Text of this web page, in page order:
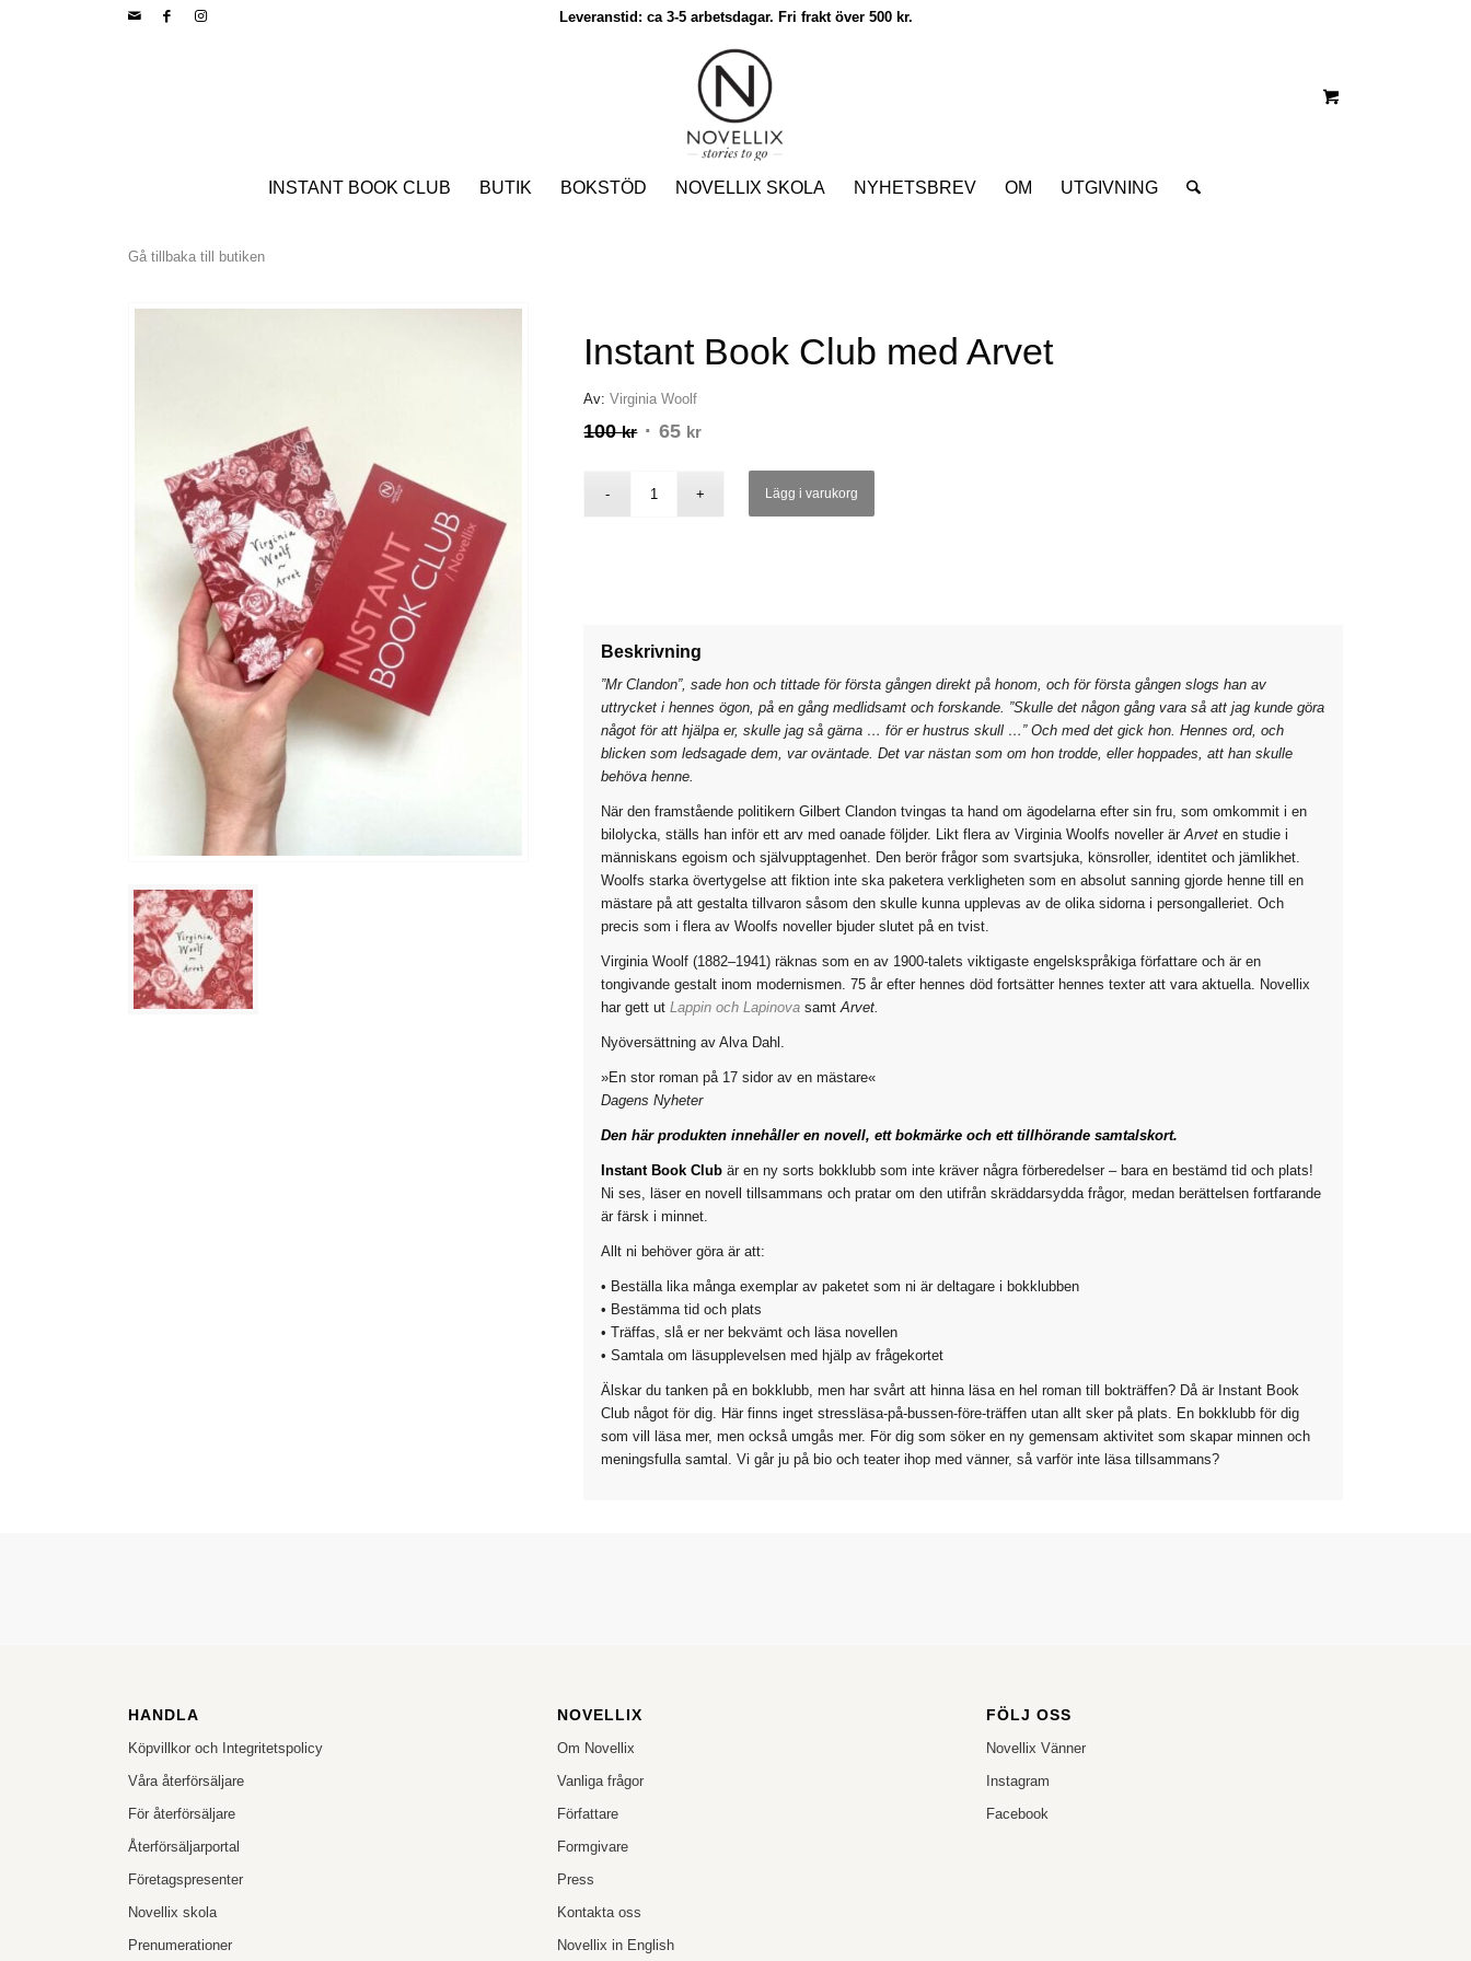
Leveranstid: ca 3-5 arbetsdagar. Fri frakt över 500 kr.
INSTANT BOOK CLUB BUTIK BOKSTÖD NOVELLIX SKOLA NYHETSBREV OM UTGIVNING
Gå tillbaka till butiken
Instant Book Club med Arvet
Av:Virginia Woolf
100kr Det65 krDet
Lägg i varukorg
Beskrivning
”Mr Clandon”, sade hon och tittade för första gången direkt på honom, och för första gången slogs han av
uttrycket i hennes ögon, på en gång medlidsamt och forskande. ”Skulle det någon gång vara så att jag kunde göra
något för att hjälpa er, skulle jag så gärna … för er hustrus skull …” Och med det gick hon. Hennes ord, och
blicken som ledsagade dem, var oväntade. Det var nästan som om hon trodde, eller hoppades, att han skulle
behöva henne.
När den framstående politikern Gilbert Clandon tvingas ta hand om ägodelarna efter sin fru, som omkommit i en
bilolycka, ställs han inför ett arv med oanade följder. Likt flera av Virginia Woolfs noveller ärArveten studie i
människans egoism och självupptagenhet. Den berör frågor som svartsjuka, könsroller, identitet och jämlikhet.
Woolfs starka övertygelse att fiktion inte ska paketera verkligheten som en absolut sanning gjorde henne till en
mästare på att gestalta tillvaron såsom den skulle kunna upplevas av de olika sidorna i persongalleriet. Och
precis som i flera av Woolfs noveller bjuder slutet på en tvist.
Virginia Woolf (1882–1941) räknas som en av 1900-talets viktigaste engelskspråkiga författare och är en
tongivande gestalt inom modernismen. 75 år efter hennes död fortsätter hennes texter att vara aktuella. Novellix
har gett utLappin och Lapinova samtArvet.
Nyöversättning av Alva Dahl.
»En stor roman på 17 sidor av en mästare«
Dagens Nyheter
Den här produkten innehåller en novell, ett bokmärke och ett tillhörande samtalskort.
Instant Book Club är en ny sorts bokklubb som inte kräver några förberedelser – bara en bestämd tid och plats!
Ni ses, läser en novell tillsammans och pratar om den utifrån skräddarsydda frågor, medan berättelsen fortfarande
är färsk i minnet.
Allt ni behöver göra är att:
• Beställa lika många exemplar av paketet som ni är deltagare i bokklubben
• Bestämma tid och plats
• Träffas, slå er ner bekvämt och läsa novellen
• Samtala om läsupplevelsen med hjälp av frågekortet
Älskar du tanken på en bokklubb, men har svårt att hinna läsa en hel roman till bokträffen? Då är Instant Book
Club något för dig. Här finns inget stressläsa-på-bussen-före-träffen utan allt sker på plats. En bokklubb för dig
som vill läsa mer, men också umgås mer. För dig som söker en ny gemensam aktivitet som skapar minnen och
meningsfulla samtal. Vi går ju på bio och teater ihop med vänner, så varför inte läsa tillsammans?
HANDLA
Köpvillkor och Integritetspolicy
Våra återförsäljare
För återförsäljare
Återförsäljarportal
Företagspresenter
Novellix skola
Prenumerationer
NOVELLIX
Om Novellix
Vanliga frågor
Författare
Formgivare
Press
Kontakta oss
Novellix in English
FÖLJ OSS
Novellix Vänner
Instagram
Facebook